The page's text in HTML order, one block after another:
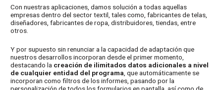
Con nuestras aplicaciones, damos solución a todas aquellas
empresas dentro del sector textil, tales como, fabricantes de telas,
diseñadores, fabricantes de ropa, distribuidores, tiendas, entre
otros.
Y por supuesto sin renunciar a la capacidad de adaptación que
nuestros desarrollos incorporan desde el primer momento,
destacando la creación de ilimitados datos adicionales a nivel
de cualquier entidad del programa , que automáticamente se
incorporan como filtros de los informes, pasando por la
personalización de todos los formularios en pantalla, así como de